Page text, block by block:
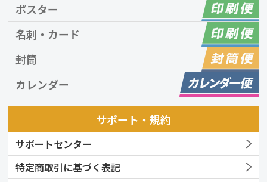
ポスター
名刺・カード
封筒
カレンダー
サポート・規約
サポートセンター
特定商取引に基づく表記